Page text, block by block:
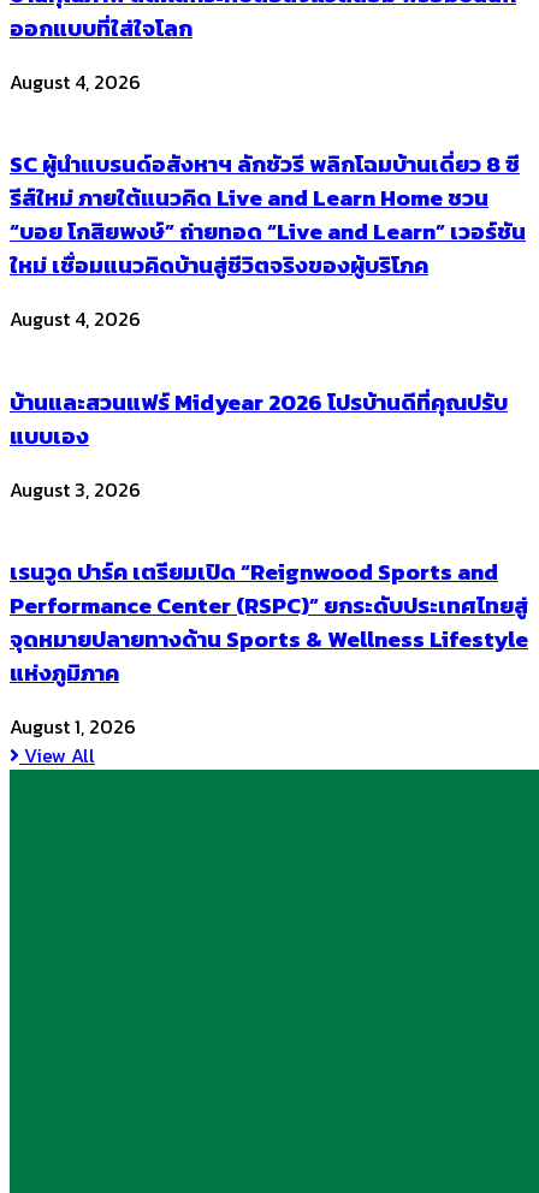
ออกแบบที่ใส่ใจโลก
August 4, 2026
SC ผู้นำแบรนด์อสังหาฯ ลักชัวรี พลิกโฉมบ้านเดี่ยว 8 ซี
รีส์ใหม่ ภายใต้แนวคิด Live and Learn Home ชวน
“บอย โกสิยพงษ์” ถ่ายทอด “Live and Learn” เวอร์ชัน
ใหม่ เชื่อมแนวคิดบ้านสู่ชีวิตจริงของผู้บริโภค
August 4, 2026
บ้านและสวนแฟร์ Midyear 2026 โปรบ้านดีที่คุณปรับ
แบบเอง
August 3, 2026
เรนวูด ปาร์ค เตรียมเปิด “Reignwood Sports and
Performance Center (RSPC)” ยกระดับประเทศไทยสู่
จุดหมายปลายทางด้าน Sports & Wellness Lifestyle
แห่งภูมิภาค
August 1, 2026
View All